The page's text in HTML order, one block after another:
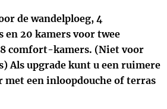
de wandelploeg, 4
en 20 kamers voor twee
comfort-kamers. (Niet voor
Als upgrade kunt u een ruimere
met een inloopdouche of terras